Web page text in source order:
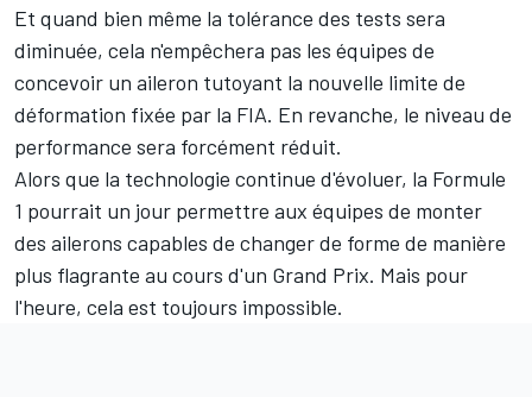
Et quand bien même la tolérance des tests sera
diminuée, cela n'empêchera pas les équipes de
concevoir un aileron tutoyant la nouvelle limite de
déformation fixée par la FIA. En revanche, le niveau de
performance sera forcément réduit.
Alors que la technologie continue d'évoluer, la Formule
1 pourrait un jour permettre aux équipes de monter
des ailerons capables de changer de forme de manière
plus flagrante au cours d'un Grand Prix. Mais pour
l'heure, cela est toujours impossible.